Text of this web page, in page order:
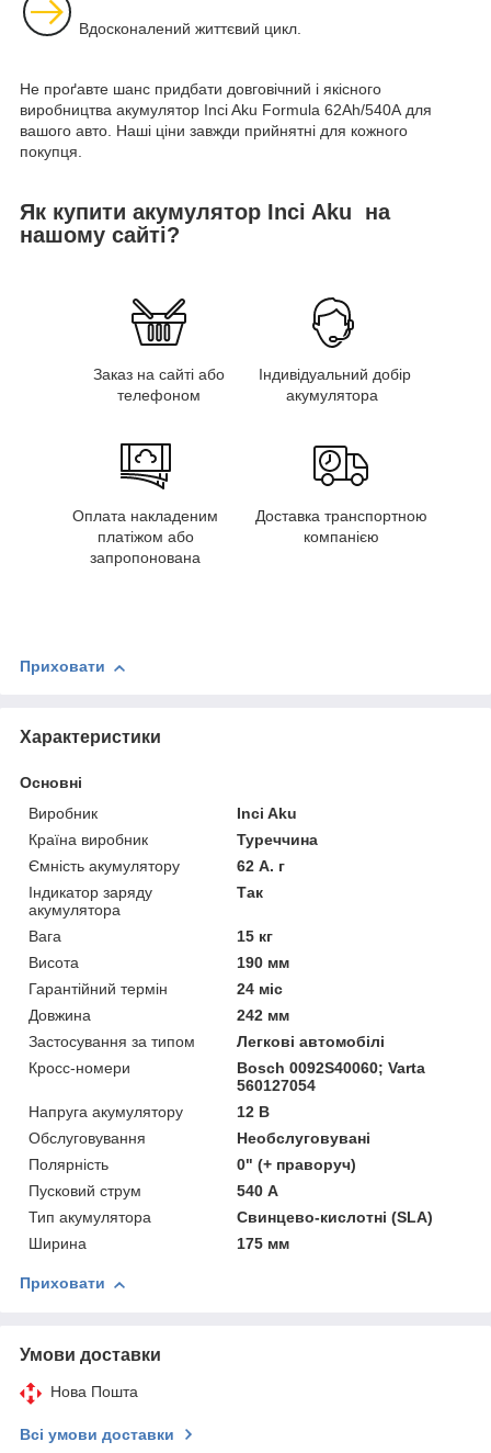
Вдосконалений життєвий цикл.
Не проґавте шанс придбати довговічний і якісного
виробництва акумулятор Inci Aku Formula 62Ah/540A для
вашого авто. Наші ціни завжди прийнятні для кожного
покупця.
Як купити акумулятор Inci Aku на
нашому сайті?
Заказ на сайті або
телефоном
Індивідуальний добір
акумулятора
Оплата накладеним
платіжом або
запропонована
Доставка транспортною
компанією
Приховати
Характеристики
Основні
Виробник
Inci Aku
Країна виробник
Туреччина
Ємність акумулятору
62 А. г
Індикатор заряду
акумулятора
Так
Вага
15 кг
Висота
190 мм
Гарантійний термін
24 міс
Довжина
242 мм
Застосування за типом
Легкові автомобілі
Кросс-номери
Bosch 0092S40060; Varta
560127054
Напруга акумулятору
12 В
Обслуговування
Необслуговувані
Полярність
0" (+ праворуч)
Пусковий струм
540 А
Тип акумулятора
Свинцево-кислотні (SLA)
Ширина
175 мм
Приховати
Умови доставки
Нова Пошта
Всі умови доставки